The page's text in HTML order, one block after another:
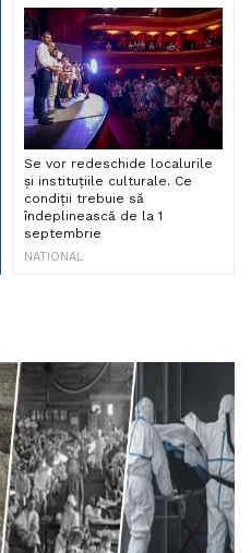
Se vor redeschide localurile
și instituțiile culturale. Ce
condiții trebuie să
îndeplinească de la 1
septembrie
NATIONAL